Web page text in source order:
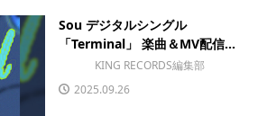
Sou デジタルシングル
「Terminal」 楽曲＆MV配信...
KING RECORDS編集部
2025.09.26